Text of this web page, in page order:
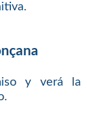
y verá la